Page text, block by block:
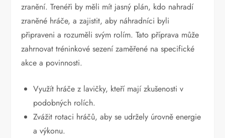
zranění. Trenéři by měli mít jasný plán, kdo nahradí
zraněné hráče, a zajistit, aby náhradníci byli
připraveni a rozuměli svým rolím. Tato příprava může
zahrnovat tréninkové sezení zaměřené na specifické
akce a povinnosti.
Využít hráče z lavičky, kteří mají zkušenosti v
podobných rolích.
Zvážit rotaci hráčů, aby se udržely úrovně energie
a výkonu.